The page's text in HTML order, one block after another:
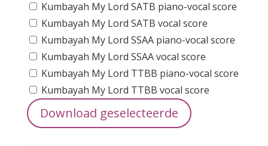
Kumbayah My Lord SATB piano-vocal score
Kumbayah My Lord SATB vocal score
Kumbayah My Lord SSAA piano-vocal score
Kumbayah My Lord SSAA vocal score
Kumbayah My Lord TTBB piano-vocal score
Kumbayah My Lord TTBB vocal score
Download geselecteerde